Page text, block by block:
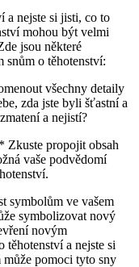
a nejste si jisti, co to
mohou být velmi
jsou některé
snům o těhotenství:
všechny detaily
zda jste byli šťastní a
a nejistí?
Zkuste propojit obsah
vaše podvědomí
symbolům ve vašem
symbolizovat nový
novým
těhotenství a nejste si
pomoci tyto sny